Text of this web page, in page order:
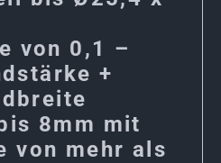
von 0,1 –
+
8mm mit
von mehr als